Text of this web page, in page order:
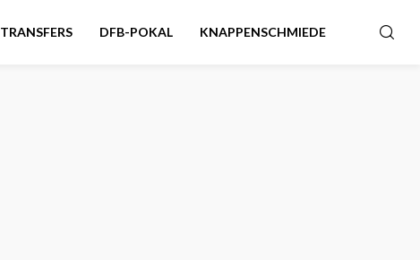
TRANSFERS DFB-POKAL KNAPPENSCHMIEDE